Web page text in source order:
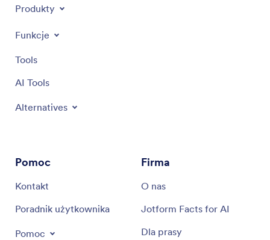
Produkty
Funkcje
Tools
AI Tools
Alternatives
Pomoc
Kontakt
Poradnik użytkownika
Pomoc
Firma
O nas
Jotform Facts for AI
Dla prasy